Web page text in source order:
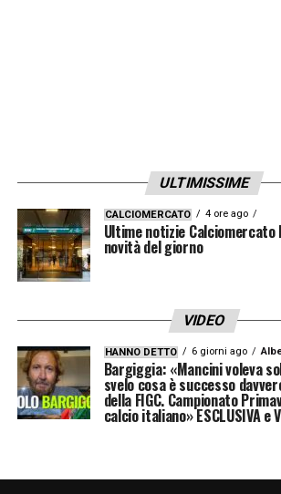
ULTIMISSIME
CALCIOMERCATO 4 ore ago
Ultime notizie
novità del giorno
VIDEO
HANNO DETTO 6 giorni ago
Bargiggia: «Mancini voleva
svelo cosa è successo
della FIGC. Campionato
calcio italiano» ESCLUSIVA e